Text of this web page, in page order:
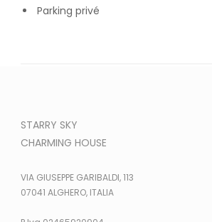
Parking privé
STARRY SKY
CHARMING HOUSE
VIA GIUSEPPE GARIBALDI, 113
07041 ALGHERO, ITALIA